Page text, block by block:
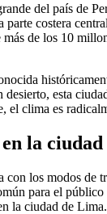
del país de
costera
de los 10
esta
clima es
la
los modos de
para el
la ciudad de Lima.